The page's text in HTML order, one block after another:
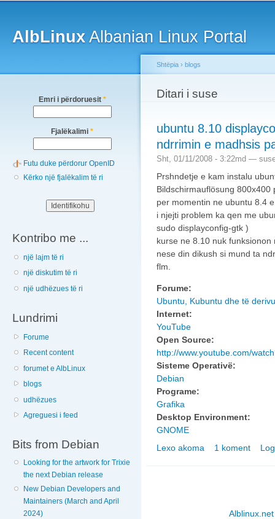
AlbLinuxAlbanian Linux Portal
Emri i përdoruesit *
Fjalëkalimi *
Futu duke përdorur OpenID
Kërko një fjalëkalim të ri
Kontribo me ...
një lajm të ri
një diskutim të ri
një udhëzues të ri
Lundrimi
Forume
Recent content
forumet e AlbLinux
blogs
udhëzues
Agreguesi i feed
Bits from Debian
Looking for the artwork for Trixie
the next Debian release
New Debian Developers and
Maintainers (March and April
2024)
You are here
Shtëpia › blogs
Ditari i suse
ubuntu 8.10
ndrrimin e madhsis
Sht, 01/11/2008 - 3:22md —
Prshndetje e kam instalu
Bildschirmauflösung
per momentin ne ubuntu 8.4
i njejti problem ka qen me
sudo displayconfig-gtk )
kurse ne 8.10 nuk funksionon
nese din dikush si mund ta
flm.
Forume:
Ubuntu, Kubuntu dhe të
Internet:
YouTube
Open Source:
http://www.youtube.com/
Sisteme Operativë:
Debian
Programe:
Grafika
Desktop Environment:
GNOME
Lexo akoma nga ubuntu 8.10
1 koment
Alblinux.net